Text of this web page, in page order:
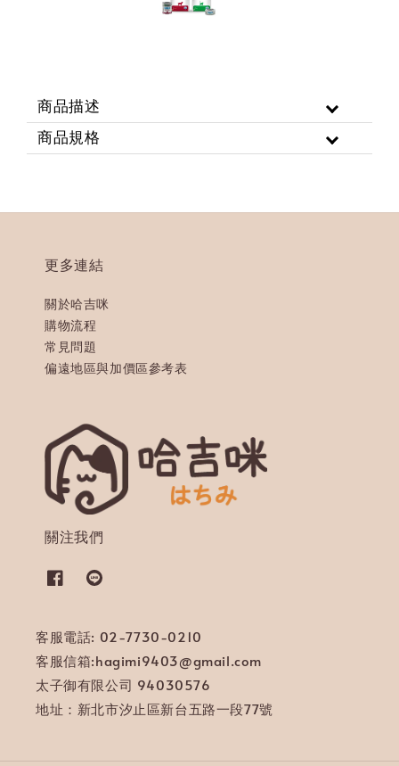
商品描述
商品規格
更多連結
關於哈吉咪
購物流程
常見問題
偏遠地區與加價區參考表
關注我們
客服電話: 02-7730-0210
客服信箱:hagimi9403@gmail.com
太子御有限公司 94030576
地址：新北市汐止區新台五路一段77號